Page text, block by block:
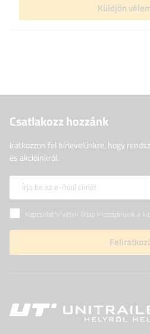
Küldjön
Csatlakozz hozzánk
Iratkozzon fel hírlevelünkre, hogy
és akcióinkról.
Írja be az e-mail címét
Kapcsolatfelvételi űrlap Hozzájárulok a kapcsolatfelvételi űrlapon szereplő személyes adataimnak az